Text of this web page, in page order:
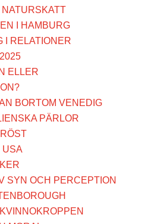
I HAMBURG
I RELATIONER
ELLER
BORTOM VENEDIG
PÄRLOR
USA
SYN OCH PERCEPTION